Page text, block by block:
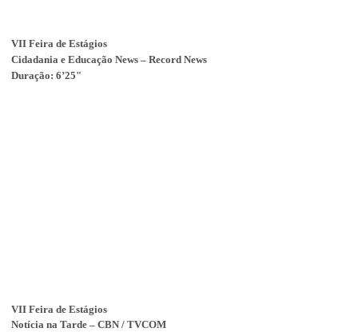
VII Feira de Estágios
Cidadania e Educação News – Record News
Duração: 6’25"
VII Feira de Estágios
Notícia na Tarde – CBN / TVCOM